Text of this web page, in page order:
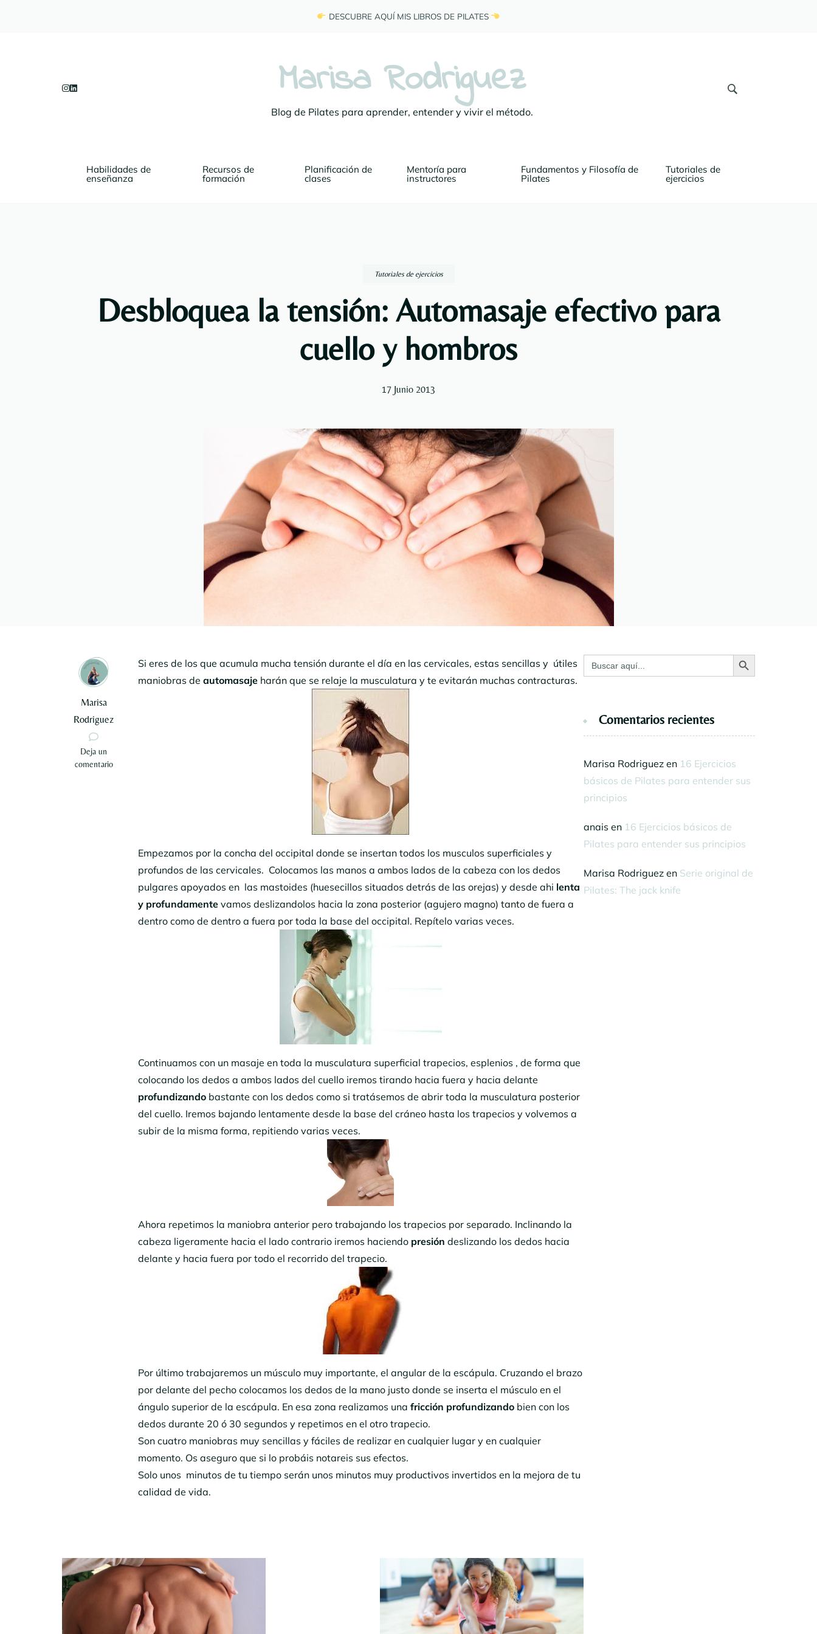
DESCUBRE AQUÍ MIS LIBROS DE PILATES
Marisa Rodriguez
Blog de Pilates para aprender, entender y vivir el método.
Habilidades de
enseñanza
Recursos de
formación
Planificación de
clases
Mentoría para
instructores
Fundamentos y Filosofía de
Pilates
Tutoriales de
ejercicios
Tutoriales de ejercicios
Desbloquea la tensión: Automasaje efectivo para
cuello y hombros
17 Junio 2013
Marisa
Rodriguez
Deja un
comentario
en
Desbloquea
Si eres de los que acumula mucha tensión durante el día en las cervicales, estas sencillas y útiles
maniobras de automasaje harán que se relaje la musculatura y te evitarán muchas contracturas.
Empezamos por la concha del occipital donde se insertan todos los musculos superficiales y
profundos de las cervicales. Colocamos las manos a ambos lados de la cabeza con los dedos
pulgares apoyados en las mastoides (huesecillos situados detrás de las orejas) y desde ahi lenta
y profundamente vamos deslizandolos hacia la zona posterior (agujero magno) tanto de fuera a
dentro como de dentro a fuera por toda la base del occipital. Repítelo varias veces.
Continuamos con un masaje en toda la musculatura superficial trapecios, esplenios , de forma que
colocando los dedos a ambos lados del cuello iremos tirando hacia fuera y hacia delante
profundizando bastante con los dedos como si tratásemos de abrir toda la musculatura posterior
del cuello. Iremos bajando lentamente desde la base del cráneo hasta los trapecios y volvemos a
subir de la misma forma, repitiendo varias veces.
Ahora repetimos la maniobra anterior pero trabajando los trapecios por separado. Inclinando la
cabeza ligeramente hacia el lado contrario iremos haciendo presión deslizando los dedos hacia
delante y hacia fuera por todo el recorrido del trapecio.
Por último trabajaremos un músculo muy importante, el angular de la escápula. Cruzando el brazo
por delante del pecho colocamos los dedos de la mano justo donde se inserta el músculo en el
ángulo superior de la escápula. En esa zona realizamos una fricción profundizando bien con los
dedos durante 20 ó 30 segundos y repetimos en el otro trapecio.
Son cuatro maniobras muy sencillas y fáciles de realizar en cualquier lugar y en cualquier
momento. Os aseguro que si lo probáis notareis sus efectos.
Solo unos minutos de tu tiempo serán unos minutos muy productivos invertidos en la mejora de tu
calidad de vida.
Navegación
por
entradas
Buscar: Botón de búsqueda
Comentarios recientes
Marisa Rodriguezen 16 Ejercicios
básicos de Pilates para entender sus
principios
anais en 16 Ejercicios básicos de
Pilates para entender sus principios
Marisa Rodriguezen Serie original de
Pilates: The jack knife